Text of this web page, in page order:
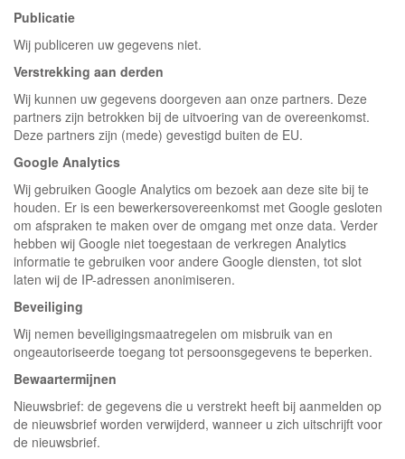
Publicatie
Wij publiceren uw gegevens niet.
Verstrekking aan derden
Wij kunnen uw gegevens doorgeven aan onze partners. Deze
partners zijn betrokken bij de uitvoering van de overeenkomst.
Deze partners zijn (mede) gevestigd buiten de EU.
Google Analytics
Wij gebruiken Google Analytics om bezoek aan deze site bij te
houden. Er is een bewerkersovereenkomst met Google gesloten
om afspraken te maken over de omgang met onze data. Verder
hebben wij Google niet toegestaan de verkregen Analytics
informatie te gebruiken voor andere Google diensten, tot slot
laten wij de IP-adressen anonimiseren.
Beveiliging
Wij nemen beveiligingsmaatregelen om misbruik van en
ongeautoriseerde toegang tot persoonsgegevens te beperken.
Bewaartermijnen
Nieuwsbrief: de gegevens die u verstrekt heeft bij aanmelden op
de nieuwsbrief worden verwijderd, wanneer u zich uitschrijft voor
de nieuwsbrief.